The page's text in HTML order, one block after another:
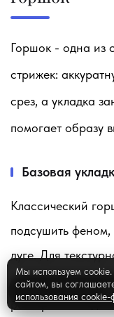
Горшок - одна из
стрижек:
срез, а укладка
помогает образу
Базовая
Классический
подсушить феном,
дуге. Для
возьмите каплю
разотрите в
✨
Мы используем
сайтом, вы
использования cookie-